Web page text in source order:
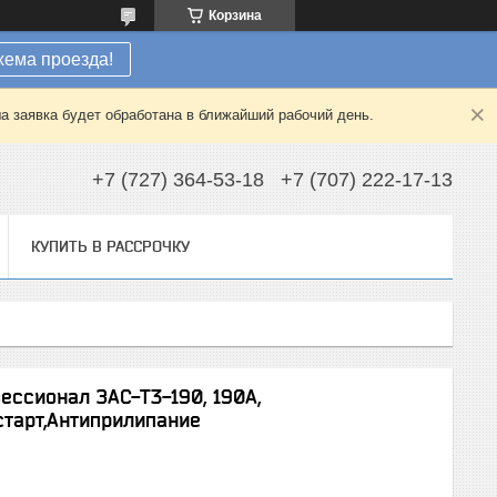
Корзина
проезда!
будет обработана в ближайший рабочий день.
+7 (727) 364-53-18 +7 (707) 222-17-13
КУПИТЬ В РАССРОЧКУ
ЗАС-Т3-190, 190А,